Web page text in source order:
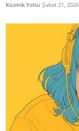
Kozmik Yolcu Şubat 21, 2026